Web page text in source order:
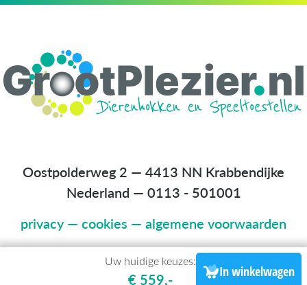
Uw huidige keuzes:
€ 559,- In winkelwagen
Oostpolderweg 2 — 4413 NN Krabbendijke
Nederland — 0113 - 501001
privacy— cookies — algemene voorwaarden